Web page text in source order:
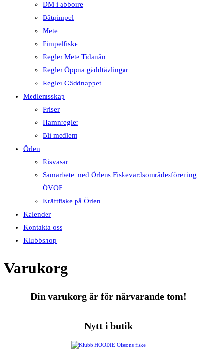
DM i abborre
Båtpimpel
Mete
Pimpelfiske
Regler Mete Tidanån
Regler Öppna gäddtävlingar
Regler Gäddnappet
Medlemsskap
Priser
Hamnregler
Bli medlem
Örlen
Risvasar
Samarbete med Örlens Fiskevårdsområdesförening
ÖVOF
Kräftfiske på Örlen
Kalender
Kontakta oss
Klubbshop
Varukorg
Din varukorg är för närvarande tom!
Nytt i butik